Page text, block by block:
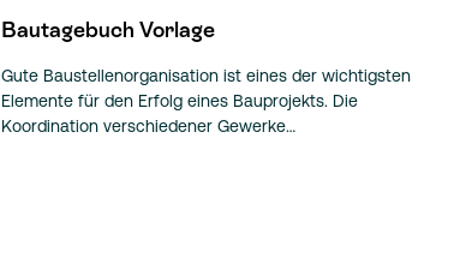
Bautagebuch Vorlage
Gute Baustellenorganisation ist eines der wichtigsten
Elemente für den Erfolg eines Bauprojekts. Die
Koordination verschiedener Gewerke…